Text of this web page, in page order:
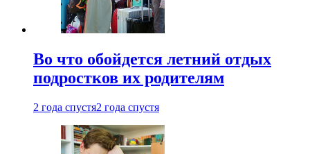
Во что обойдется летний отдых
подростков их родителям
2 года спустя2 года спустя